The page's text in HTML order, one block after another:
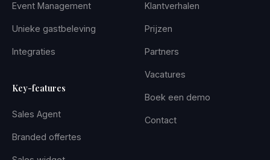
Event Management
Unieke gastbeleving
Integraties
Key-features
Sales Agent
Branded offertes
Klantverhalen
Prijzen
Partners
Vacatures
Boek een demo
Contact